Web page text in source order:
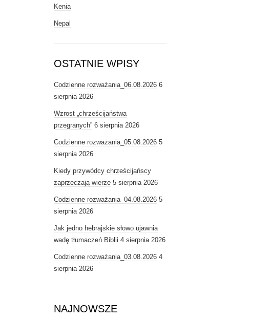
Kenia
Nepal
OSTATNIE WPISY
Codzienne rozważania_06.08.2026 6
sierpnia 2026
Wzrost „chrześcijaństwa
przegranych” 6 sierpnia 2026
Codzienne rozważania_05.08.2026 5
sierpnia 2026
Kiedy przywódcy chrześcijańscy
zaprzeczają wierze 5 sierpnia 2026
Codzienne rozważania_04.08.2026 5
sierpnia 2026
Jak jedno hebrajskie słowo ujawnia
wadę tłumaczeń Biblii 4 sierpnia 2026
Codzienne rozważania_03.08.2026 4
sierpnia 2026
NAJNOWSZE